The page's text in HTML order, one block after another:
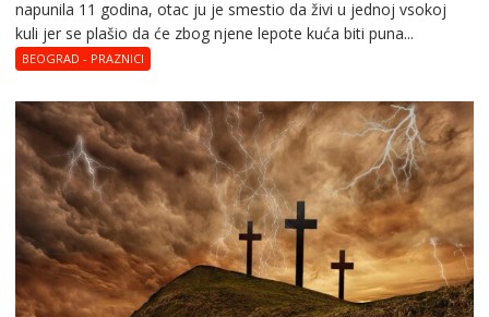
napunila 11 gоdina, otac ju je smestio da živi u jednoj vsokoj
kuli jer se plašio da će zbog njene lepote kuća biti puna...
BEOGRAD - PRAZNICI